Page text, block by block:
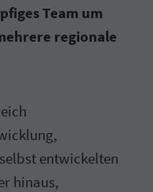
Team um
regionale
entwickelten
hinaus,